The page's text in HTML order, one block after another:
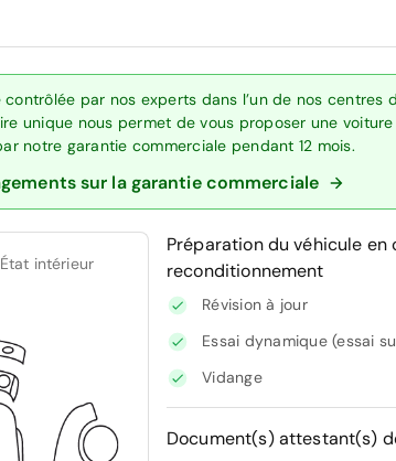
contrôlée par nos experts dans l’un de nos centres
unique nous permet de vous proposer une
notre garantie commerciale pendant 12 mois.
sur la garantie commerciale
État intérieur
Préparation du véhicule en
reconditionnement
Révision à jour
Essai dynamique (essai
Vidange
Document(s) attestant(s)